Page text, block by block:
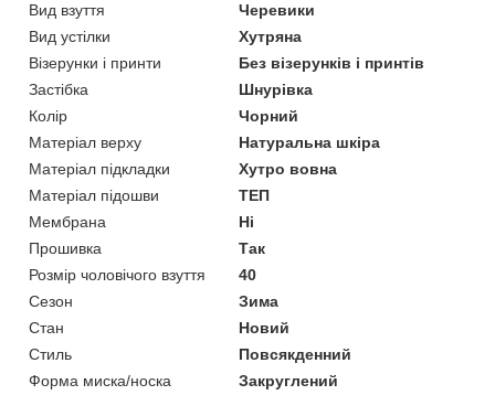
Вид взуття
Черевики
Вид устілки
Хутряна
Візерунки і принти
Без візерунків і принтів
Застібка
Шнурівка
Колір
Чорний
Матеріал верху
Натуральна шкіра
Матеріал підкладки
Хутро вовна
Матеріал підошви
ТЕП
Мембрана
Ні
Прошивка
Так
Розмір чоловічого взуття
40
Сезон
Зима
Стан
Новий
Стиль
Повсякденний
Форма миска/носка
Закруглений